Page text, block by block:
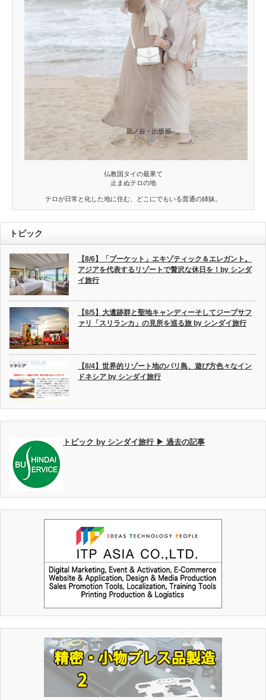
仏教国タイの最果て
止まぬテロの地
テロが日常と化した地に住む、どこにでもいる普通の姉妹。
トピック
【8/6】「プーケット」エキゾティック＆エレガント。
アジアを代表するリゾートで贅沢な休日を！by シンダ
イ旅行
【8/5】大遺跡群と聖地キャンディーそしてジープサフ
ァリ「スリランカ」の見所を巡る旅 by シンダイ旅行
【8/4】世界的リゾート地のバリ島、遊び方色々なイン
ドネシア by シンダイ旅行
トピック by シンダイ旅行 ▶ 過去の記事